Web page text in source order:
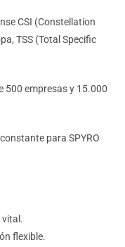
CSI (Constellation
TSS (Total Specific
500 empresas y 15.000
para SPYRO
vital.
flexible.